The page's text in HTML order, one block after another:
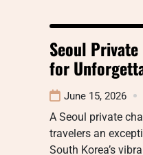
Seoul
for
June 15, 2026
A Seoul private
travelers an
South Korea’s